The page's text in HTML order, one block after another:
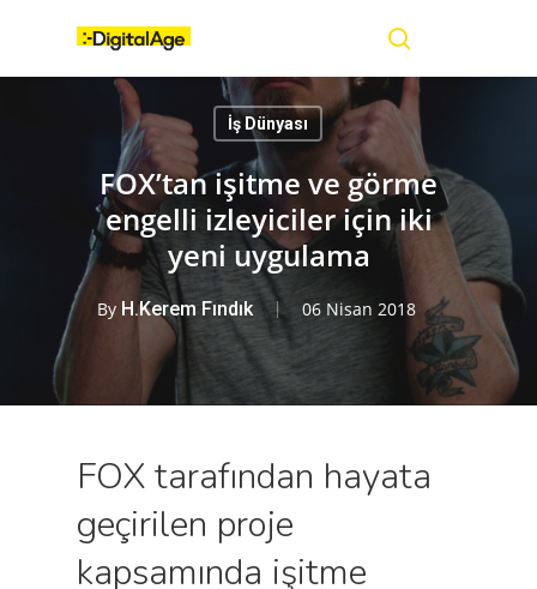
content
İş Dünyası
FOX’tan işitme ve görme
engelli izleyiciler için iki
yeni uygulama
By H.Kerem Fındık 06 Nisan 2018
FOX tarafından hayata
geçirilen proje
kapsamında işitme